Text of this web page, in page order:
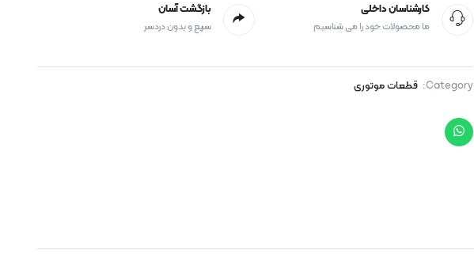
کارشناسان داخلی
ما محصولات خود را می شناسیم
بازگشت آسان
سریع و بدون دردسر
Category: قطعات موتوری